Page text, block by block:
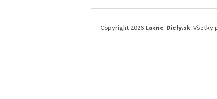
Copyright 2026 Lacne-Diely.sk. Všetky